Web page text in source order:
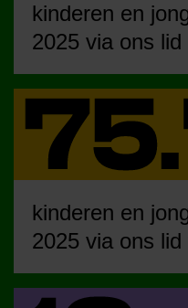
kinderen en
2025 via ons
kinderen en
2025 via ons